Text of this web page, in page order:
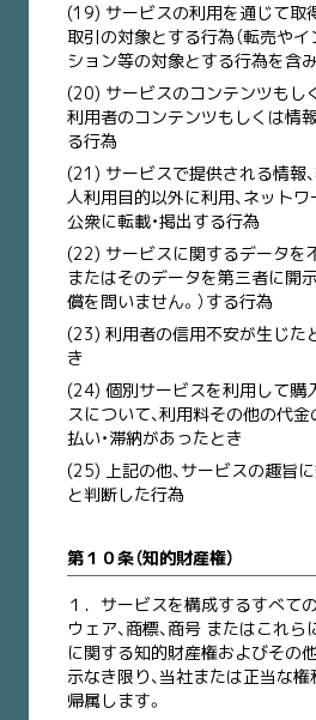
(19) サービスの利用を通じて取
取引の対象とする行為（転売や
ション等の対象とする行為を含み
(20) サービスのコンテンツもし
利用者のコンテンツもしくは情
る行為
(21) サービスで提供される情報
人利用目的以外に利用、ネット
公衆に転載・掲出する行為
(22) サービスに関するデータを
またはそのデータを第三者に開示
償を問いません。）する行為
(23) 利用者の信用不安が生じた
き
(24) 個別サービスを利用して購
スについて、利用料その他の代
払い・滞納があったとき
(25) 上記の他、サービスの趣旨
と判断した行為
第１０条（知的財産権）
１． サービスを構成するすべて
ウェア、商標、商号 またはこれ
に関する知的財産権およびその
示なき限り、当社または正当な
帰属します。